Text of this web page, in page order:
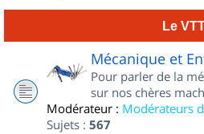
Le
Mécanique et
Pour parler de la
sur nos chères
Modérateur : Modérateurs
Sujets : 567